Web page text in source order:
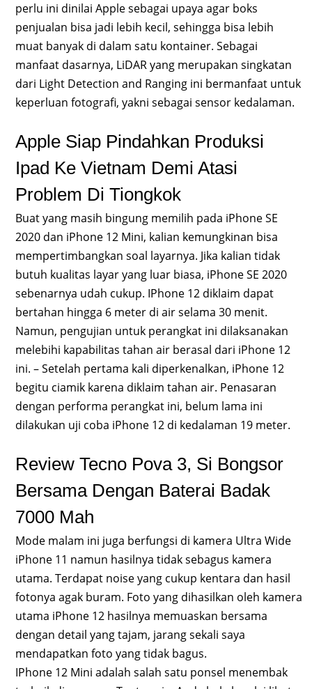
perlu ini dinilai Apple sebagai upaya agar boks
penjualan bisa jadi lebih kecil, sehingga bisa lebih
muat banyak di dalam satu kontainer. Sebagai
manfaat dasarnya, LiDAR yang merupakan singkatan
dari Light Detection and Ranging ini bermanfaat untuk
keperluan fotografi, yakni sebagai sensor kedalaman.
Apple Siap Pindahkan Produksi
Ipad Ke Vietnam Demi Atasi
Problem Di Tiongkok
Buat yang masih bingung memilih pada iPhone SE
2020 dan iPhone 12 Mini, kalian kemungkinan bisa
mempertimbangkan soal layarnya. Jika kalian tidak
butuh kualitas layar yang luar biasa, iPhone SE 2020
sebenarnya udah cukup. IPhone 12 diklaim dapat
bertahan hingga 6 meter di air selama 30 menit.
Namun, pengujian untuk perangkat ini dilaksanakan
melebihi kapabilitas tahan air berasal dari iPhone 12
ini. – Setelah pertama kali diperkenalkan, iPhone 12
begitu ciamik karena diklaim tahan air. Penasaran
dengan performa perangkat ini, belum lama ini
dilakukan uji coba iPhone 12 di kedalaman 19 meter.
Review Tecno Pova 3, Si Bongsor
Bersama Dengan Baterai Badak
7000 Mah
Mode malam ini juga berfungsi di kamera Ultra Wide
iPhone 11 namun hasilnya tidak sebagus kamera
utama. Terdapat noise yang cukup kentara dan hasil
fotonya agak buram. Foto yang dihasilkan oleh kamera
utama iPhone 12 hasilnya memuaskan bersama
dengan detail yang tajam, jarang sekali saya
mendapatkan foto yang tidak bagus.
IPhone 12 Mini adalah salah satu ponsel menembak